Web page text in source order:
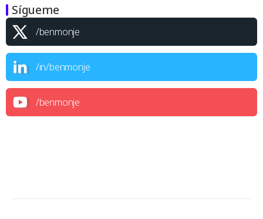
Sígueme
/benmonje
/in/benmonje
/benmonje